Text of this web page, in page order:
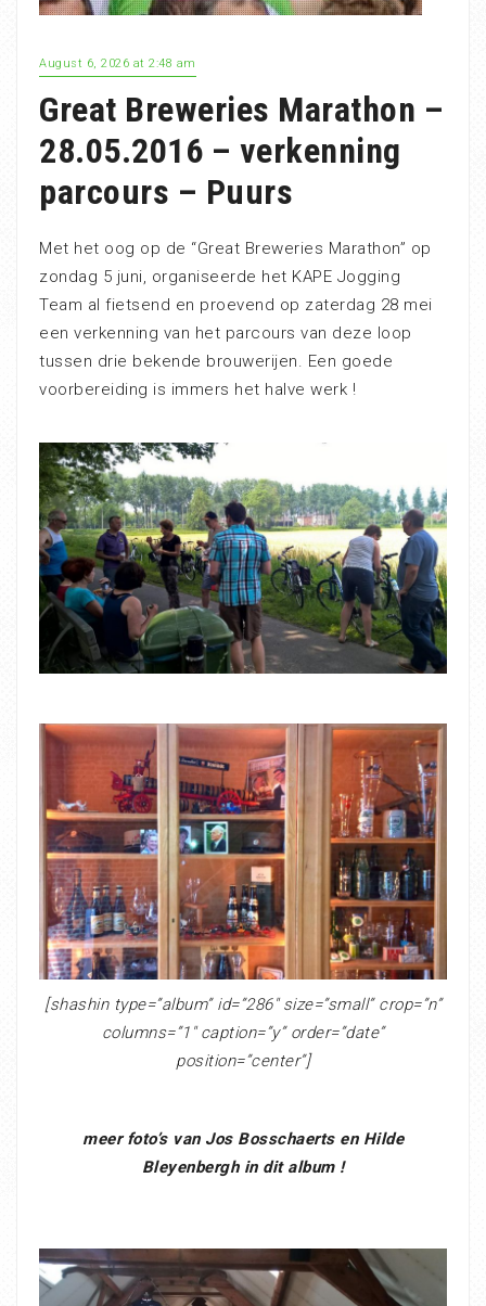
August 6, 2026 at 2:48 am
Great Breweries Marathon –
28.05.2016 – verkenning
parcours – Puurs
Met het oog op de “Great Breweries Marathon” op
zondag 5 juni, organiseerde het KAPE Jogging
Team al fietsend en proevend op zaterdag 28 mei
een verkenning van het parcours van deze loop
tussen drie bekende brouwerijen. Een goede
voorbereiding is immers het halve werk !
[shashin type=”album” id=”286″ size=”small” crop=”n”
columns=”1″ caption=”y” order=”date”
position=”center”]
meer foto’s van Jos Bosschaerts en Hilde
Bleyenbergh in dit album !